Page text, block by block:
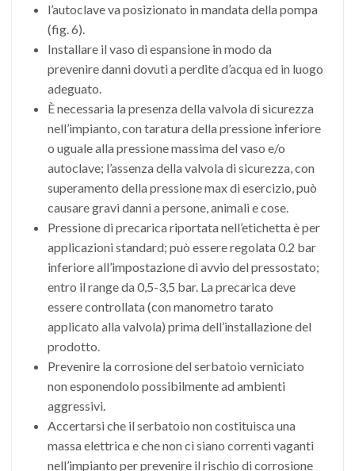
l’autoclave va posizionato in mandata della pompa
(fig. 6).
Installare il vaso di espansione in modo da
prevenire danni dovuti a perdite d’acqua ed in luogo
adeguato.
È necessaria la presenza della valvola di sicurezza
nell’impianto, con taratura della pressione inferiore
o uguale alla pressione massima del vaso e/o
autoclave; l’assenza della valvola di sicurezza, con
superamento della pressione max di esercizio, può
causare gravi danni a persone, animali e cose.
Pressione di precarica riportata nell’etichetta è per
applicazioni standard; può essere regolata 0.2 bar
inferiore all’impostazione di avvio del pressostato;
entro il range da 0,5-3,5 bar. La precarica deve
essere controllata (con manometro tarato
applicato alla valvola) prima dell’installazione del
prodotto.
Prevenire la corrosione del serbatoio verniciato
non esponendolo possibilmente ad am­bienti
aggressivi.
Accertarsi che il serbatoio non costituisca una
massa elettrica e che non ci siano correnti vaganti
nell’impianto per prevenire il rischio di corrosione